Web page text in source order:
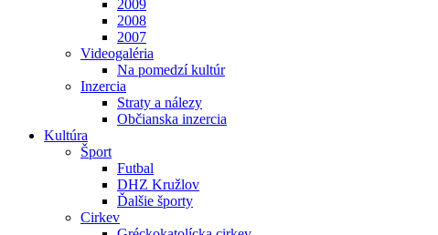
2009
2008
2007
Videogaléria
Na pomedzí kultúr
Inzercia
Straty a nálezy
Občianska inzercia
Kultúra
Šport
Futbal
DHZ Kružlov
Ďalšie športy
Cirkev